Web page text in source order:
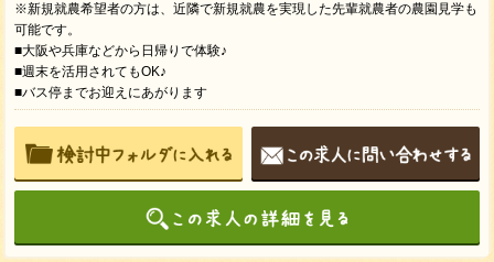
※新規就農希望者の方は、近隣で新規就農を実現した先輩就農者の農園見学も
可能です。
■大阪や兵庫などから日帰りで体験♪
■週末を活用されてもOK♪
■バス停までお迎えにあがります